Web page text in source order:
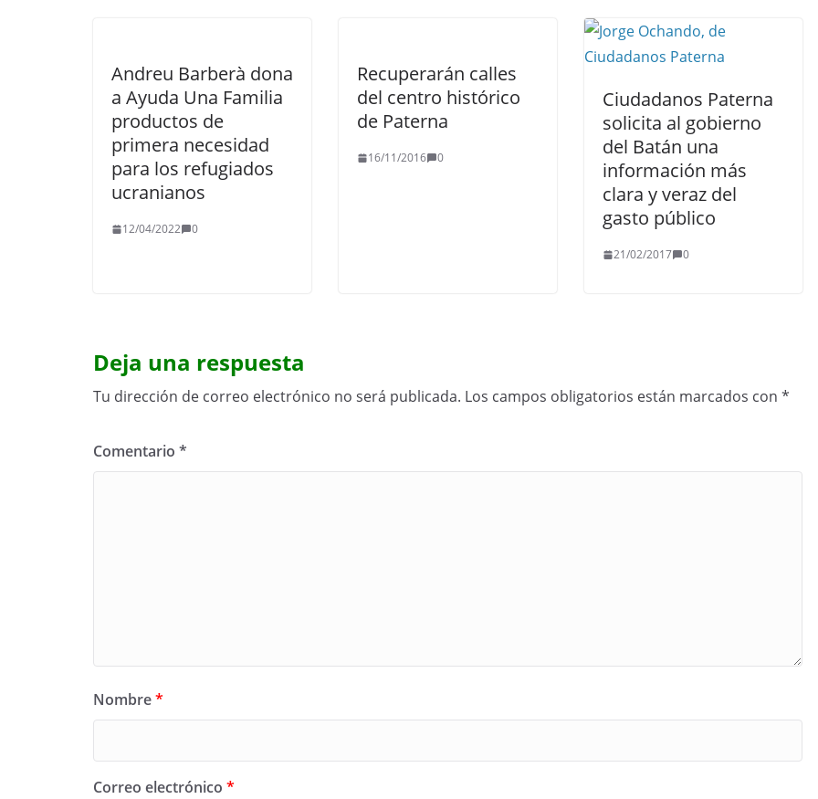
Andreu Barberà dona
a Ayuda Una Familia
productos de
primera necesidad
para los refugiados
ucranianos
12/04/2022 0
Recuperarán calles
del centro histórico
de Paterna
16/11/2016 0
Ciudadanos Paterna
solicita al gobierno
del Batán una
información más
clara y veraz del
gasto público
21/02/2017 0
Deja una respuesta
Tu dirección de correo electrónico no será publicada. Los campos obligatorios están marcados con *
Comentario *
Nombre*
Correo electrónico *